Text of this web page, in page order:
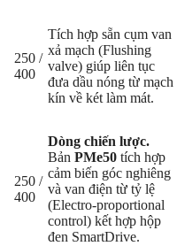
250 /
400
Tích hợp sẵn cụm van
xả mạch (Flushing
valve) giúp liên tục
đưa dầu nóng từ mạch
kín về két làm mát.
250 /
400
Dòng chiến lược.
Bản PMe50 tích hợp
cảm biến góc nghiêng
và van điện từ tỷ lệ
(Electro-proportional
control) kết hợp hộp
đen SmartDrive.